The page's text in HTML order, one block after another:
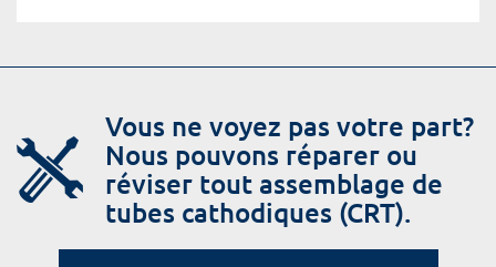
Vous ne voyez pas votre part?
Nous pouvons réparer ou
réviser tout assemblage de
tubes cathodiques (CRT).